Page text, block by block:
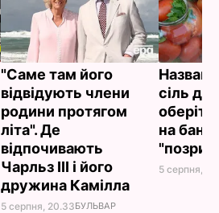
"Саме там його
відвідують члени
родини протягом
літа". Де
відпочивають
Чарльз III і його
дружина Камілла
5 серпня, 20.33БУЛЬВАР
сіль для
оберіть
на
5 серпня,